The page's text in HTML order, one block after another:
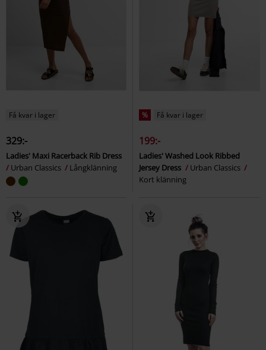
Få kvar i lager
329:-
Ladies' Maxi Racerback Rib Dress
Urban Classics
Långklänning
% Få kvar i lager
199:-
Ladies' Washed Look Ribbed
Jersey Dress
Urban Classics
Kort klänning